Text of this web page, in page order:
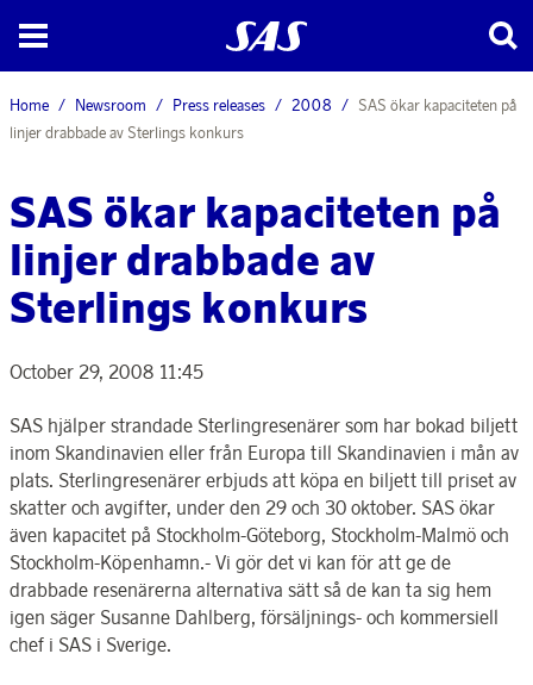
Home Newsroom Press releases 2008
SAS ökar kapaciteten på
linjer drabbade av Sterlings konkurs
SAS ökar kapaciteten på
linjer drabbade av
Sterlings konkurs
October 29, 2008 11:45
SAS hjälper strandade Sterlingresenärer som har bokad biljett
inom Skandinavien eller från Europa till Skandinavien i mån av
plats. Sterlingresenärer erbjuds att köpa en biljett till priset av
skatter och avgifter, under den 29 och 30 oktober. SAS ökar
även kapacitet på Stockholm-Göteborg, Stockholm-Malmö och
Stockholm-Köpenhamn.- Vi gör det vi kan för att ge de
drabbade resenärerna alternativa sätt så de kan ta sig hem
igen säger Susanne Dahlberg, försäljnings- och kommersiell
chef i SAS i Sverige.